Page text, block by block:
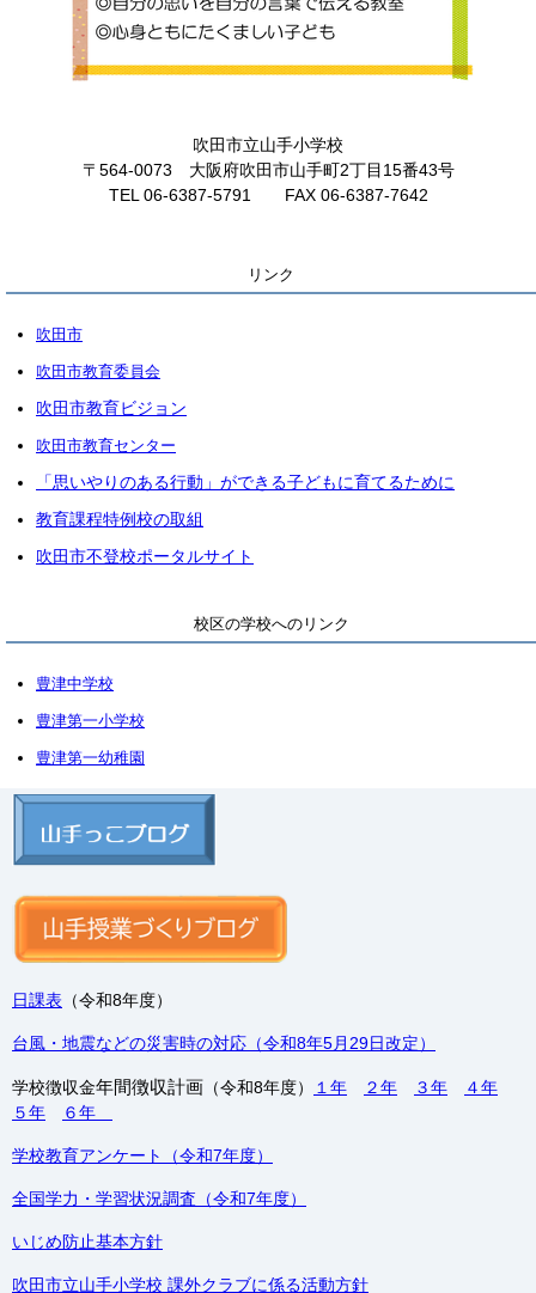
日課表 （令和8年度）
台風・地震などの災害時の対応（令和8年5月29日改定）
学校徴収金年間徴収計画 （令和8年度） １年 ２年 ３年
４年
５年
６年
学校教育アンケート（令和7年度）
全国学力・学習状況調査（令和7年度）
いじめ防止基本方針
吹田市立山手小学校 課外クラブに係る活動方針
吹田市立山手小学校
〒564‐0073 大阪府吹田市山手町2丁目15番43号
TEL 06-6387-5791 FAX 06-6387-7642
リンク
吹田市
吹田市教育委員会
吹田市教育ビジョン
吹田市教育センター
「思いやりのある行動」ができる子どもに育てるために
教育課程特例校の取組
吹田市不登校ポータルサイト
校区の学校へのリンク
豊津中学校
豊津第一小学校
豊津第一幼稚園